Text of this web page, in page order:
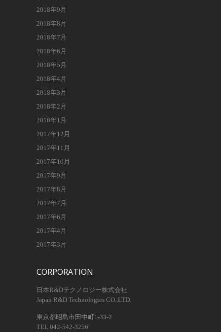
2018年9月
2018年8月
2018年7月
2018年6月
2018年5月
2018年4月
2018年3月
2018年2月
2018年1月
2017年12月
2017年11月
2017年10月
2017年9月
2017年8月
2017年7月
2017年6月
2017年4月
2017年3月
CORPORATION
日本R&Dテクノロジー株式会社
Japan R&D Technologies CO.,LTD.
東京都昭島市田中町1-33-2
TEL 042-542-3256